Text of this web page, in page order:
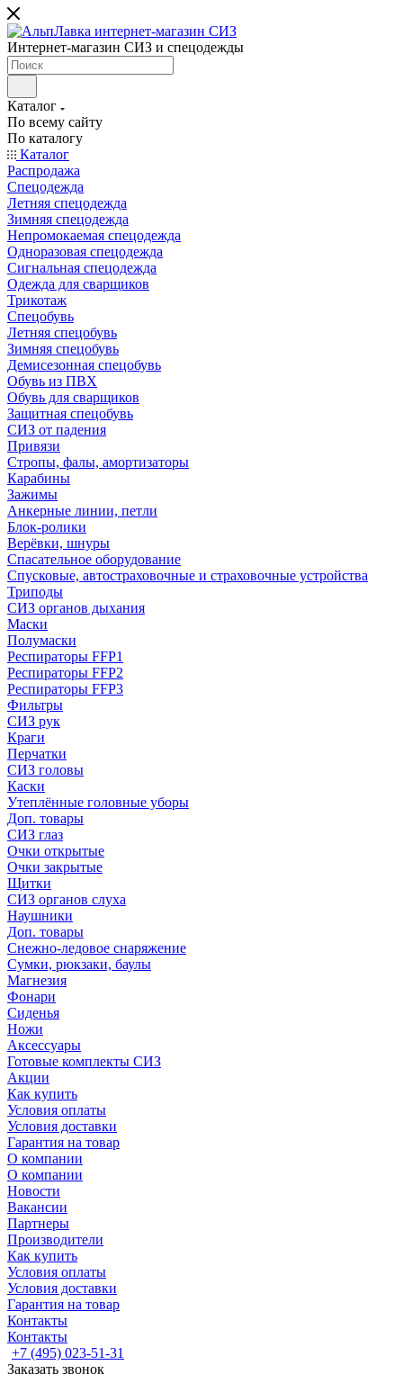
Интернет-магазин СИЗ и спецодежды
Каталог
По всему сайту
По каталогу
Каталог
Распродажа
Спецодежда
Летняя спецодежда
Зимняя спецодежда
Непромокаемая спецодежда
Одноразовая спецодежда
Сигнальная спецодежда
Одежда для сварщиков
Трикотаж
Спецобувь
Летняя спецобувь
Зимняя спецобувь
Демисезонная спецобувь
Обувь из ПВХ
Обувь для сварщиков
Защитная спецобувь
СИЗ от падения
Привязи
Стропы, фалы, амортизаторы
Карабины
Зажимы
Анкерные линии, петли
Блок-ролики
Верёвки, шнуры
Спасательное оборудование
Спусковые, автостраховочные и страховочные устройства
Триподы
СИЗ органов дыхания
Маски
Полумаски
Респираторы FFP1
Респираторы FFP2
Респираторы FFP3
Фильтры
СИЗ рук
Краги
Перчатки
СИЗ головы
Каски
Утеплённые головные уборы
Доп. товары
СИЗ глаз
Очки открытые
Очки закрытые
Щитки
СИЗ органов слуха
Наушники
Доп. товары
Снежно-ледовое снаряжение
Сумки, рюкзаки, баулы
Магнезия
Фонари
Сиденья
Ножи
Аксессуары
Готовые комплекты СИЗ
Акции
Как купить
Условия оплаты
Условия доставки
Гарантия на товар
О компании
О компании
Новости
Вакансии
Партнеры
Производители
Как купить
Условия оплаты
Условия доставки
Гарантия на товар
Контакты
Контакты
+7 (495) 023-51-31
Заказать звонок